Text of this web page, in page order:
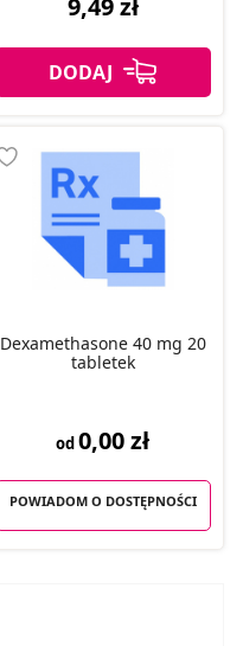
9,49 zł
Dexamethasone 40 mg 20
tabletek
od0,00 zł
POWIADOM O DOSTĘPNOŚCI